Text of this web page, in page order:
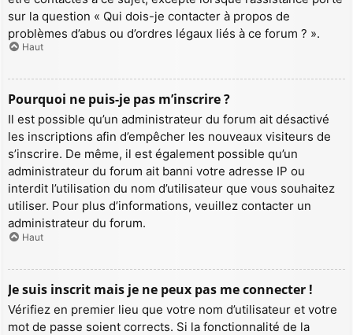
sur la question « Qui dois-je contacter à propos de
problèmes d’abus ou d’ordres légaux liés à ce forum ? ».
Haut
Pourquoi ne puis-je pas m’inscrire ?
Il est possible qu’un administrateur du forum ait désactivé
les inscriptions afin d’empêcher les nouveaux visiteurs de
s’inscrire. De même, il est également possible qu’un
administrateur du forum ait banni votre adresse IP ou
interdit l’utilisation du nom d’utilisateur que vous souhaitez
utiliser. Pour plus d’informations, veuillez contacter un
administrateur du forum.
Haut
Je suis inscrit mais je ne peux pas me connecter !
Vérifiez en premier lieu que votre nom d’utilisateur et votre
mot de passe soient corrects. Si la fonctionnalité de la